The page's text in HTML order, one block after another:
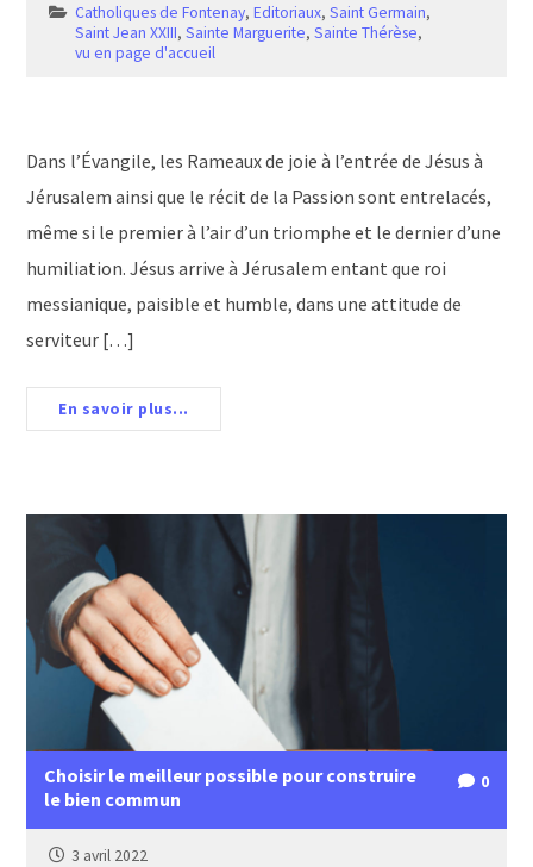
Catholiques de Fontenay,Editoriaux,Saint Germain,
Saint Jean XXIII,Sainte Marguerite,Sainte Thérèse,
vu en page d'accueil
Dans l’Évangile, les Rameaux de joie à l’entrée de Jésus à
Jérusalem ainsi que le récit de la Passion sont entrelacés,
même si le premier à l’air d’un triomphe et le dernier d’une
humiliation. Jésus arrive à Jérusalem entant que roi
messianique, paisible et humble, dans une attitude de
serviteur […]
En savoir plus...
Choisir le meilleur possible pour construire
le bien commun
0
3 avril 2022